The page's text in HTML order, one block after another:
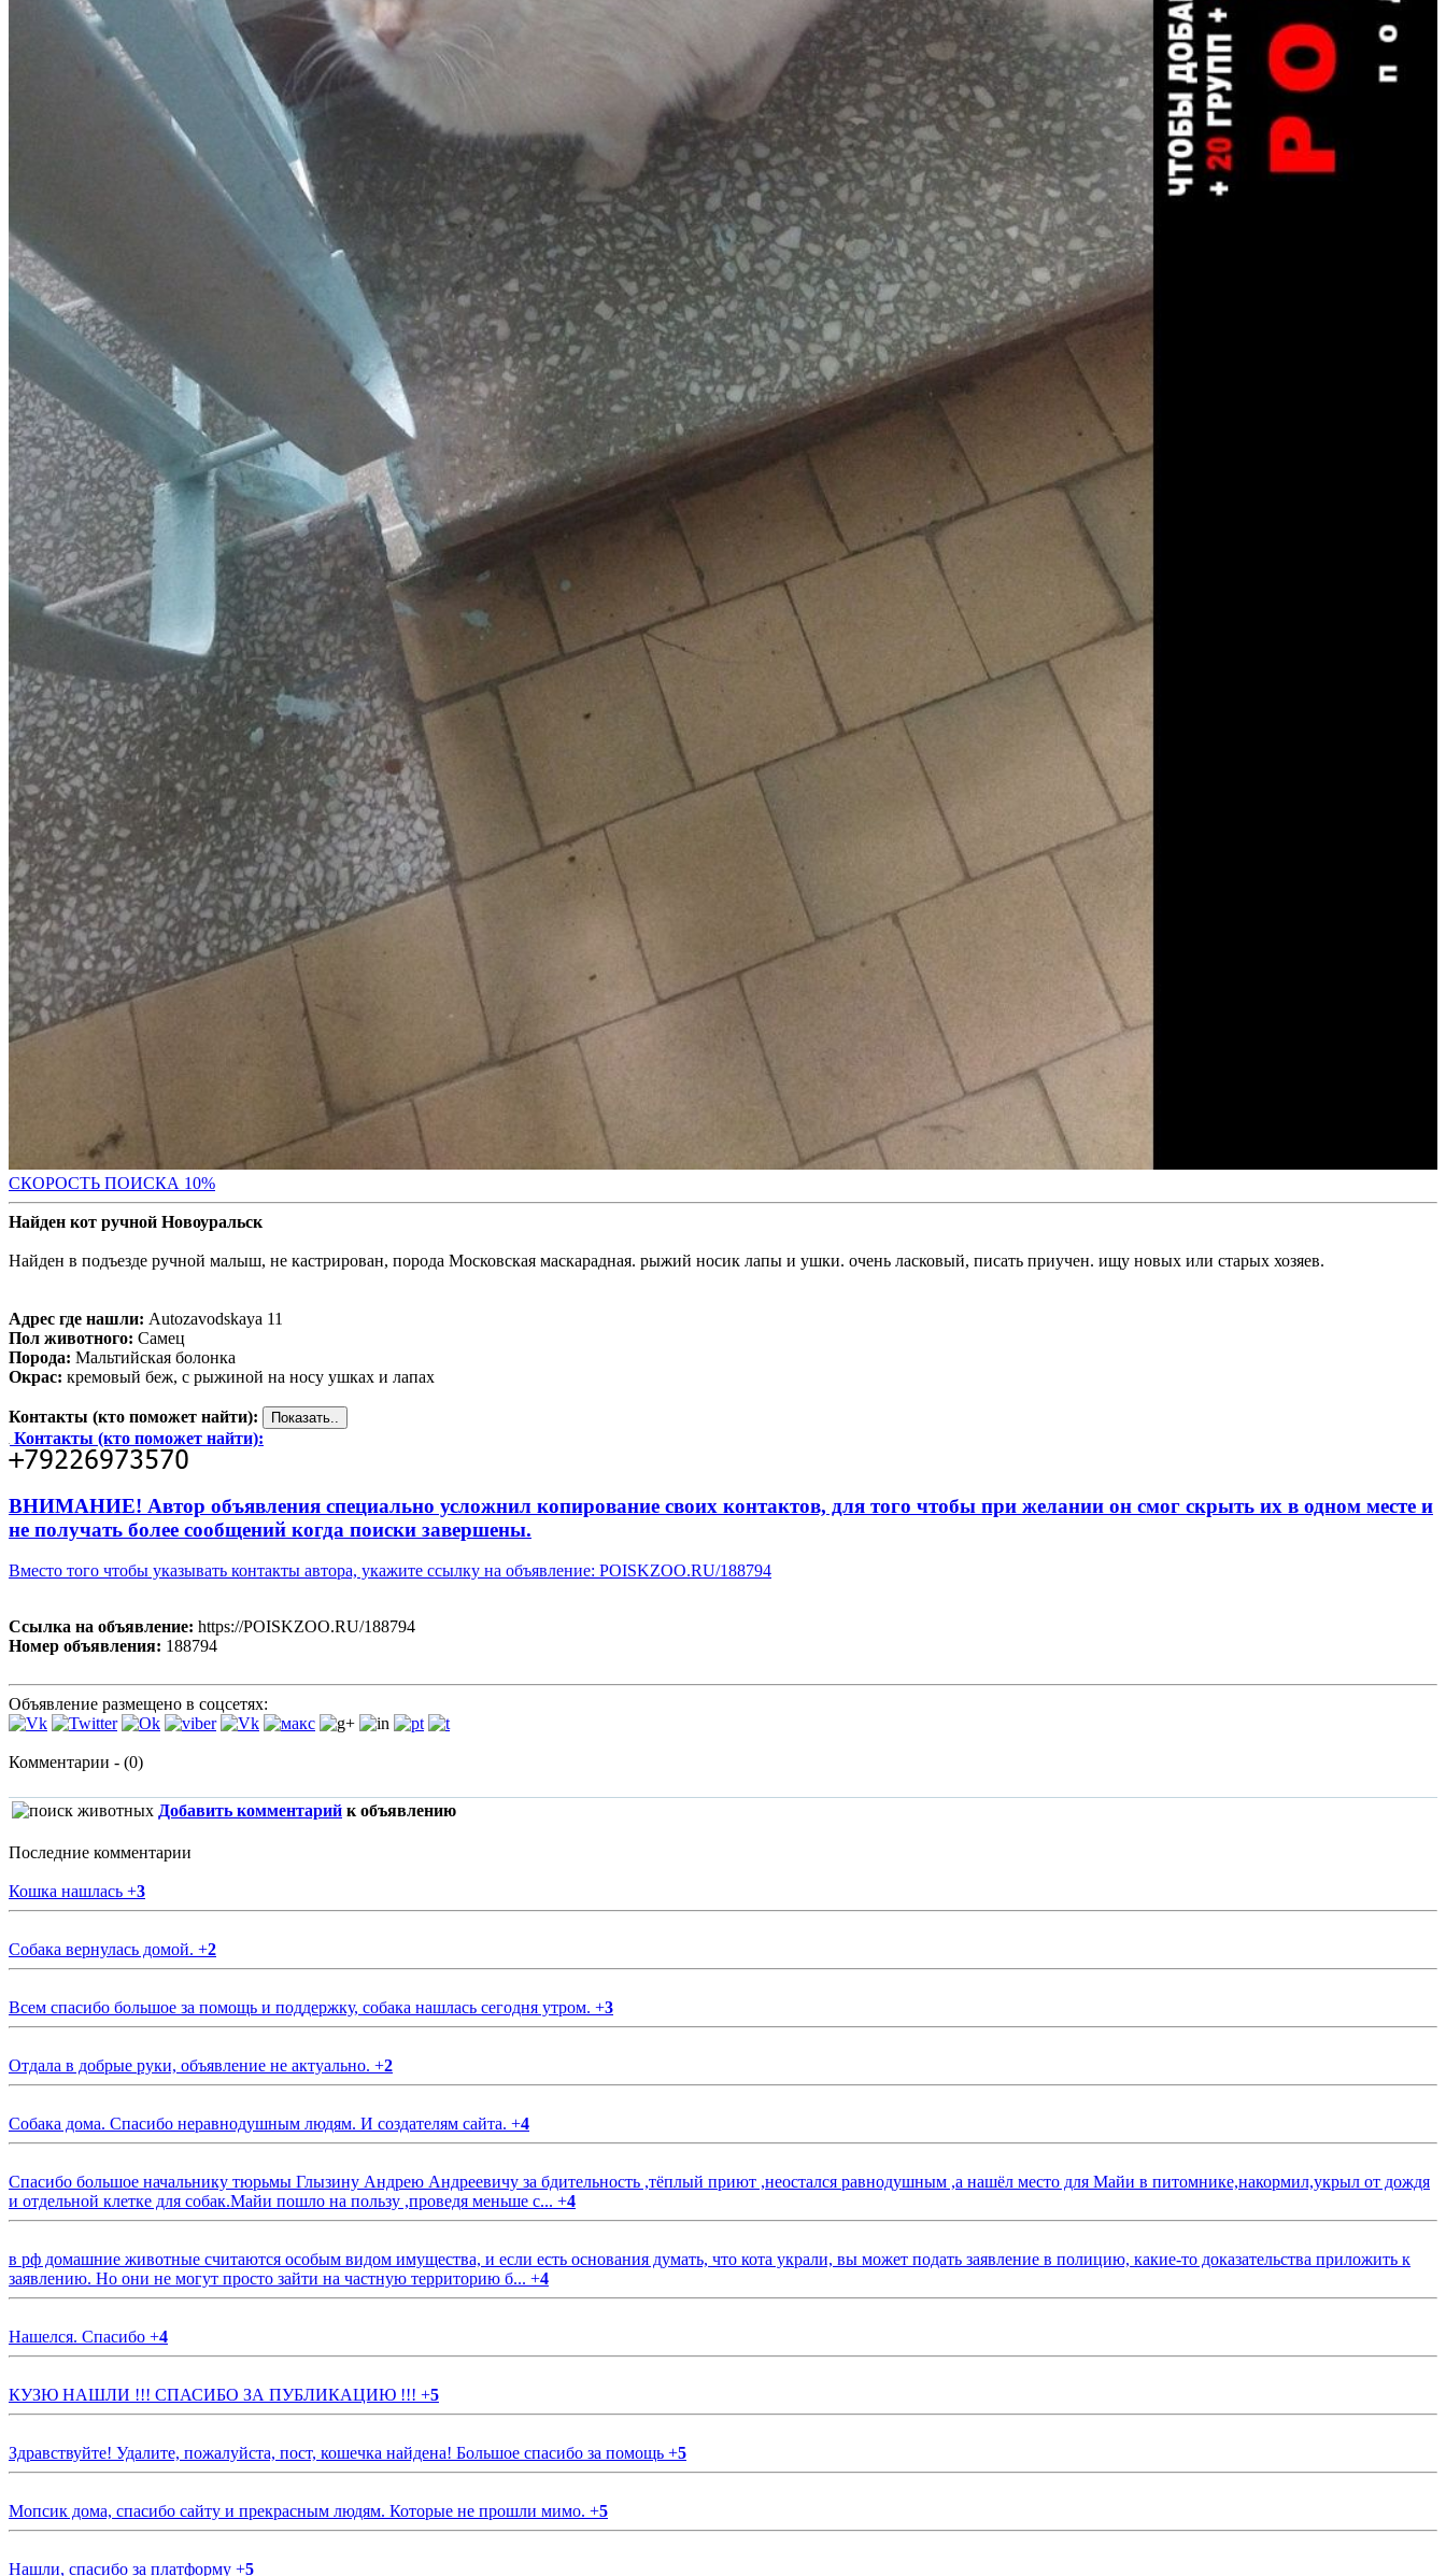
СКОРОСТЬ ПОИСКА 10%
Найден кот ручной Новоуральск
Найден в подъезде ручной малыш, не кастрирован, порода Московская маскарадная. рыжий носик лапы и ушки. очень ласковый, писать приучен. ищу новых или старых хозяев.
Адрес где нашли: Autozavodskaya 11
Пол животного: Самец
Порода: Мальтийская болонка
Окрас: кремовый беж, с рыжиной на носу ушках и лапах
Контакты (кто поможет найти):
Контакты (кто поможет найти):
ВНИМАНИЕ! Автор объявления специально усложнил копирование своих контактов, для того чтобы при желании он смог скрыть их в одном месте и
не получать более сообщений когда поиски завершены.
Вместо того чтобы указывать контакты автора, укажите ссылку на объявление: POISKZOO.RU/188794
Ссылка на объявление: https://POISKZOO.RU/188794
Номер объявления: 188794
Объявление размещено в соцсетях:
Комментарии - (0)
Добавить комментарий к объявлению
Последние комментарии
Кошка нашлась +3
Собака вернулась домой. +2
Всем спасибо большое за помощь и поддержку, собака нашлась сегодня утром. +3
Отдала в добрые руки, объявление не актуально. +2
Собака дома. Спасибо неравнодушным людям. И создателям сайта. +4
Спасибо большое начальнику тюрьмы Глызину Андрею Андреевичу за бдительность ,тёплый приют ,неостался равнодушным ,а нашёл место для Майи в питомнике,накормил,укрыл от дождя
и отдельной клетке для собак.Майи пошло на пользу ,проведя меньше с... +4
в рф домашние животные считаются особым видом имущества, и если есть основания думать, что кота украли, вы может подать заявление в полицию, какие-то доказательства приложить к
заявлению. Но они не могут просто зайти на частную территорию б... +4
Нашелся. Спасибо +4
КУЗЮ НАШЛИ !!! СПАСИБО ЗА ПУБЛИКАЦИЮ !!! +5
Здравствуйте! Удалите, пожалуйста, пост, кошечка найдена! Большое спасибо за помощь +5
Мопсик дома, спасибо сайту и прекрасным людям. Которые не прошли мимо. +5
Нашли, спасибо за платформу +5